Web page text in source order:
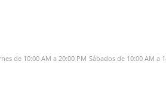
de 10:00 AM a 20:00 PM Sábados de 10:00 AM a